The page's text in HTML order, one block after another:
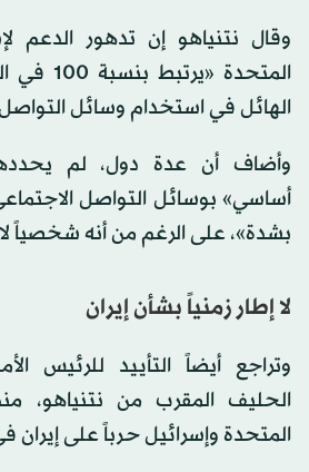
وقال نتنياهو إن تدهور ​الدعم
المتحدة
الهائل في استخدام وسائل
وأضاف أن عدة ‌دول، لم
أساسي» بوسائل التواصل
بشدة»، على الرغم من أنه شخصياً لا
لا إطار زمنياً بشأن إيران
وتراجع أيضاً التأييد للرئيس
الحليف المقرب من نتنياهو،
المتحدة وإسرائيل حرباً على إيران في ‌28 فبراير